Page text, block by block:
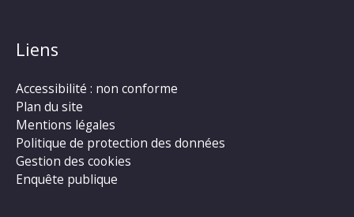
Liens
Accessibilité : non conforme
Plan du site
Mentions légales
Politique de protection des données
Gestion des cookies
Enquête publique